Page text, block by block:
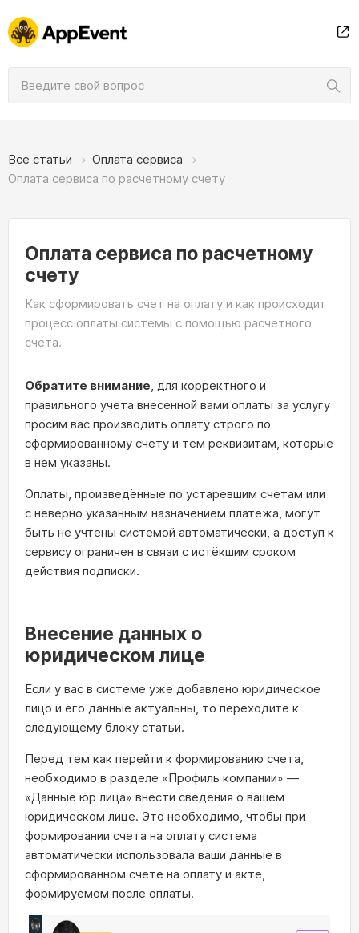
Все статьи
Оплата сервиса
Оплата сервиса по расчетному счету
Оплата сервиса по расчетному
счету
Как сформировать счет на оплату и как происходит
процесс оплаты системы с помощью расчетного
счета.
Обратите внимание, для корректного и
правильного учета внесенной вами оплаты за услугу
просим вас производить оплату строго по
сформированному счету и тем реквизитам, которые
в нем указаны.
Оплаты, произведённые по устаревшим счетам или
с неверно указанным назначением платежа, могут
быть не учтены системой автоматически, а доступ к
сервису ограничен в связи с истёкшим сроком
действия подписки.
Внесение данных о
юридическом лице
Если у вас в системе уже добавлено юридическое
лицо и его данные актуальны, то переходите к
следующему блоку статьи.
Перед тем как перейти к формированию счета,
необходимо в разделе «Профиль компании» —
«Данные юр лица» внести сведения о вашем
юридическом лице. Это необходимо, чтобы при
формировании счета на оплату система
автоматически использовала ваши данные в
сформированном счете на оплату и акте,
формируемом после оплаты.